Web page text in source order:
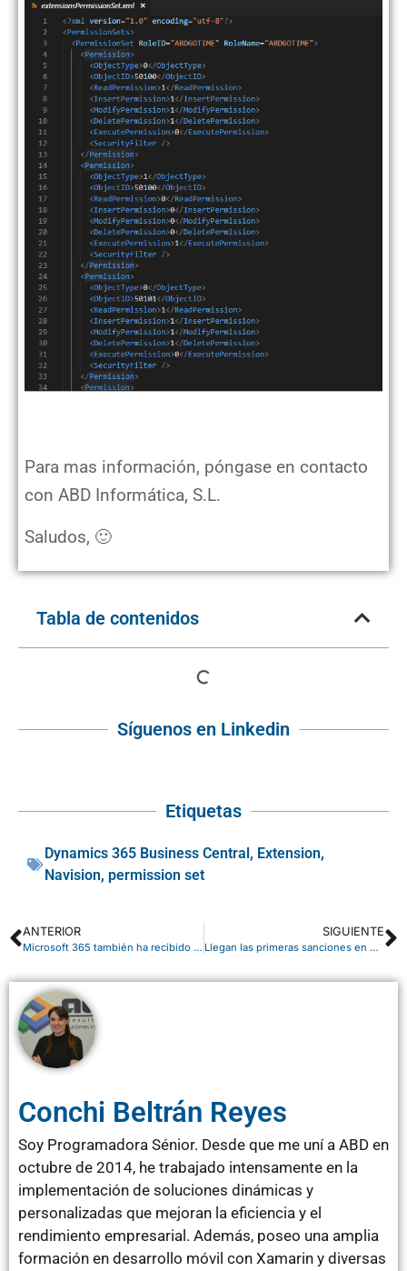
Para mas información, póngase en contacto
con ABD Informática, S.L.
Saludos, 🙂
Tabla de contenidos
Síguenos en Linkedin
Etiquetas
Dynamics 365 Business Central, Extension,
Navision, permission set
ANTERIOR
Microsoft 365 también ha recibido novedades en Mayo
SIGUIENTE
Llegan las primeras sanciones en el registro de la jornada laboral
Conchi Beltrán Reyes
Soy Programadora Sénior. Desde que me uní a ABD en
octubre de 2014, he trabajado intensamente en la
implementación de soluciones dinámicas y
personalizadas que mejoran la eficiencia y el
rendimiento empresarial. Además, poseo una amplia
formación en desarrollo móvil con Xamarin y diversas